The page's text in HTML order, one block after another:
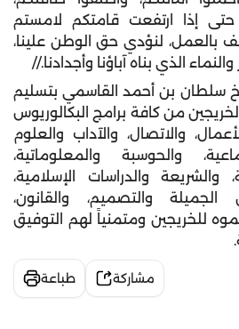
إذا ارتفعت قامتكم لامستم
بالعمل، لنؤدي حق الوطن علينا،
الذي بناه آباؤنا وأجدادنا.//
سلطان بن أحمد القاسمي بتسليم
من كافة برامج البكالوريوس
والاتصال، والآداب والعلوم
والحوسبة والمعلوماتية،
والشريعة والدراسات الإسلامية،
الجميلة والتصميم، والقانون،
للخريجين ومتمنياً لهم التوفيق
مشاركة طباعة